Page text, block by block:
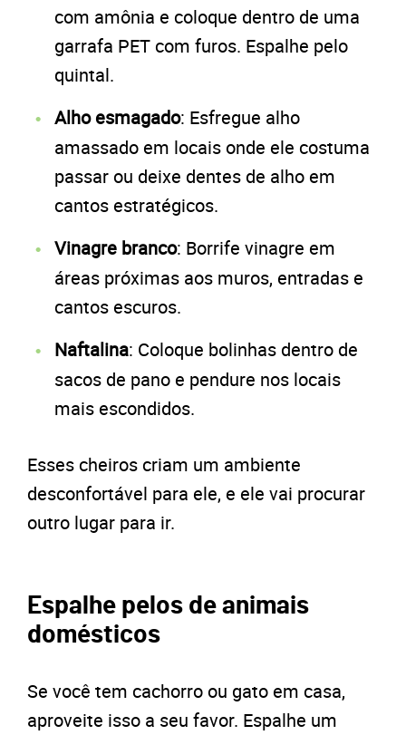
com amônia e coloque dentro de uma
garrafa PET com furos. Espalhe pelo
quintal.
Alho esmagado: Esfregue alho
amassado em locais onde ele costuma
passar ou deixe dentes de alho em
cantos estratégicos.
Vinagre branco: Borrife vinagre em
áreas próximas aos muros, entradas e
cantos escuros.
Naftalina: Coloque bolinhas dentro de
sacos de pano e pendure nos locais
mais escondidos.
Esses cheiros criam um ambiente
desconfortável para ele, e ele vai procurar
outro lugar para ir.
Espalhe pelos de animais
domésticos
Se você tem cachorro ou gato em casa,
aproveite isso a seu favor. Espalhe um